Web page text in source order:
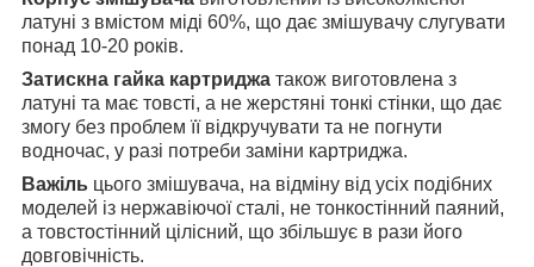
латуні з вмістом міді 60%, що дає змішувачу слугувати
понад 10-20 років.
Затискна гайка картриджа також виготовлена з
латуні та має товсті, а не жерстяні тонкі стінки, що дає
змогу без проблем її відкручувати та не погнути
водночас, у разі потреби заміни картриджа.
Важіль цього змішувача, на відміну від усіх подібних
моделей із нержавіючої сталі, не тонкостінний паяний,
а товстостінний цілісний, що збільшує в рази його
довговічність.